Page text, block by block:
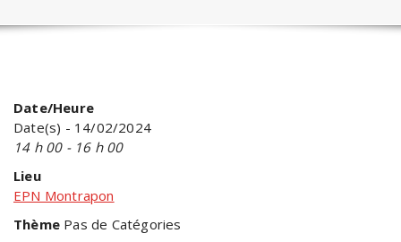
Date/Heure
Date(s) - 14/02/2024
14 h 00 - 16 h 00
Lieu
EPN Montrapon
Thème Pas de Catégories